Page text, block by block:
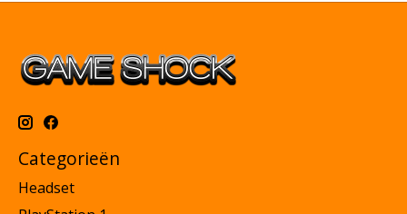
Categorieën
Headset